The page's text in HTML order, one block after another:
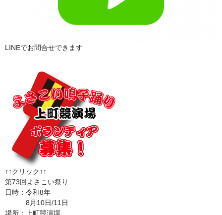
LINEでお問合せできます
↑↑クリック↑↑
第73回よさこい祭り
日時：令和8年
8月10日/11日
場所：上町競演場